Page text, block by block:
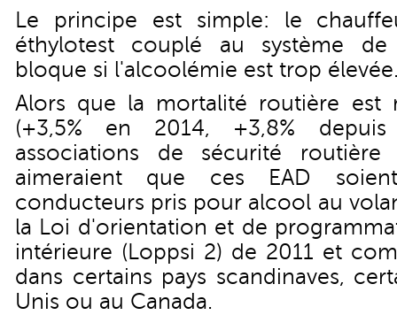
Le principe est simple: le
éthylotest couplé au système
bloque si l'alcoolémie est trop
Alors que la mortalité routière est
(+3,5% en 2014, +3,8%
associations de sécurité routière
aimeraient que ces EAD
conducteurs pris pour alcool au
la Loi d'orientation et de
intérieure (Loppsi 2) de 2011 et
dans certains pays scandinaves,
Unis ou au Canada.